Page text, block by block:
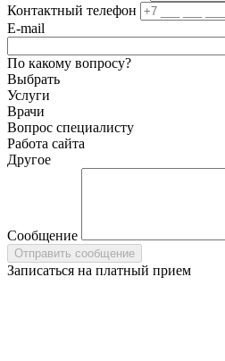
Контактный телефон
E-mail
По какому вопросу?
Выбрать
Услуги
Врачи
Вопрос специалисту
Работа сайта
Другое
Сообщение
Записаться на платный прием